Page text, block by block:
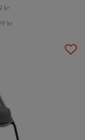
kr
kr